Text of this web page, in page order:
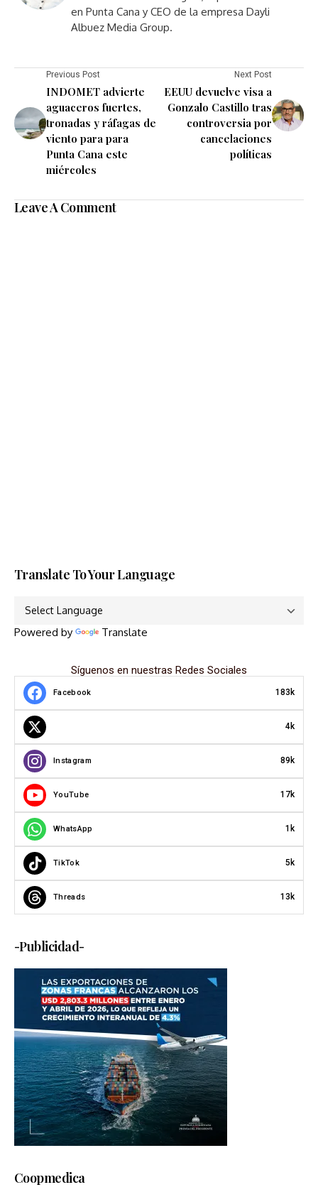
en Punta Cana y CEO de la empresa Dayli
Albuez Media Group.
Previous Post
INDOMET advierte
aguaceros fuertes,
tronadas y ráfagas de
viento para para
Punta Cana este
miércoles
Next Post
EEUU devuelve visa a
Gonzalo Castillo tras
controversia por
cancelaciones
políticas
Leave A Comment
Translate To Your Language
Powered by Translate
Síguenos en nuestras Redes Sociales
Facebook 183k
4k
Instagram 89k
YouTube 17k
WhatsApp 1k
TikTok 5k
Threads 13k
-Publicidad-
Coopmedica